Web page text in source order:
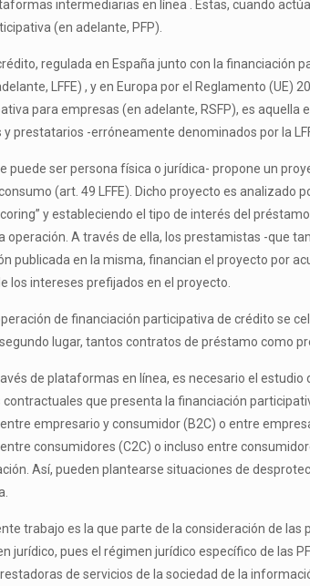
intermediarias en línea . Estas, cuando
(en adelante, PFP).
regulada en España junto con la
LFFE) , y en Europa por el Reglamento
para empresas (en adelante, RSFP), es aquella
prestatarios -erróneamente denominados por la
puede ser persona física o jurídica- propone un
(art. 49 LFFE). Dicho proyecto es analizado
y estableciendo el tipo de interés del
operación. A través de ella, los prestamistas -que
publicada en la misma, financian el proyecto por
los intereses prefijados en el proyecto.
de financiación participativa de crédito se
lugar, tantos contratos de préstamo como
de plataformas en línea, es necesario el
que presenta la financiación
empresario y consumidor (B2C) o entre
consumidores (C2C) o incluso entre
Así, pueden plantearse situaciones de
trabajo es la que parte de la consideración de
jurídico, pues el régimen jurídico específico de las
de servicios de la sociedad de la